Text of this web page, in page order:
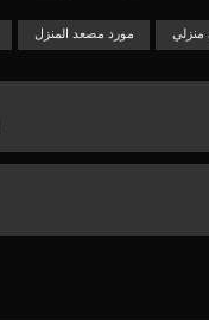
مورد مصعد المنزل